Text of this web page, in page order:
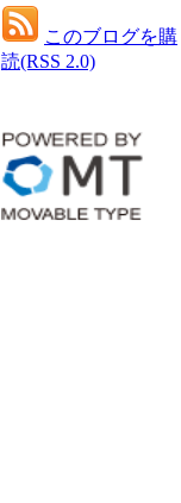
このブログを購
読(RSS 2.0)